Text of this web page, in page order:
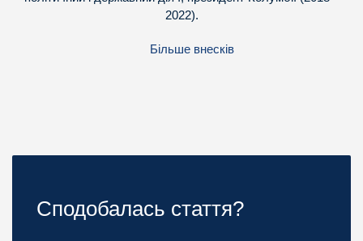
2022).
Більше внесків
Сподобалась стаття?